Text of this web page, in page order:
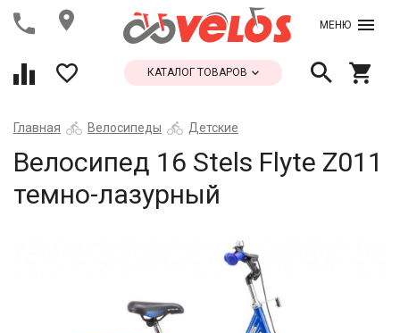
МЕНЮ
КАТАЛОГ ТОВАРОВ
Главная Велосипеды Детские
Велосипед 16 Stels Flyte Z011
темно-лазурный